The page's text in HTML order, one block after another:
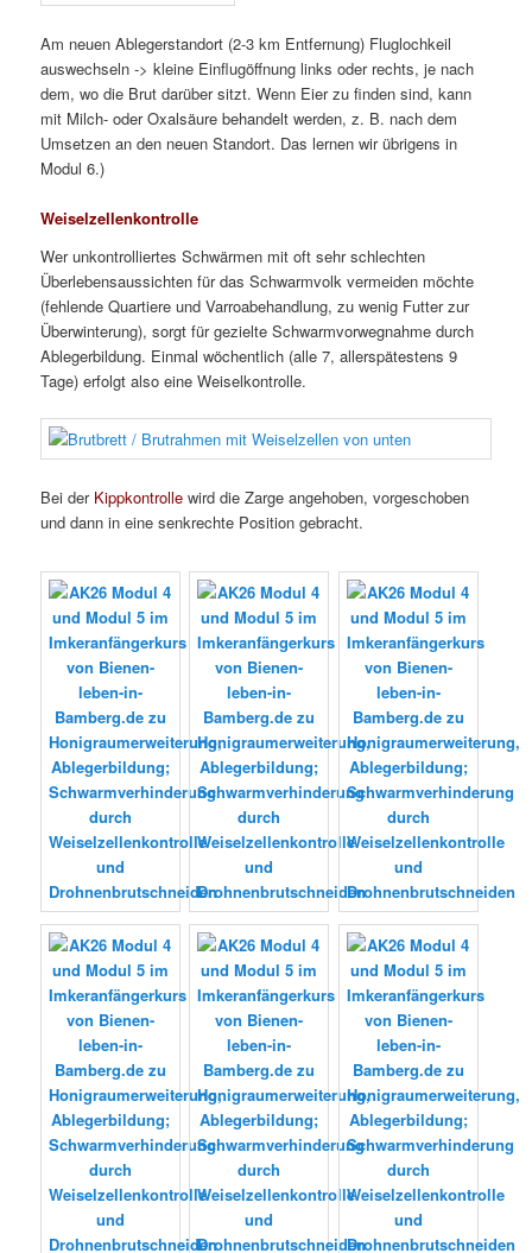
Am neuen Ablegerstandort (2-3 km Entfernung) Fluglochkeil
auswechseln -> kleine Einflugöffnung links oder rechts, je nach
dem, wo die Brut darüber sitzt. Wenn Eier zu finden sind, kann
mit Milch- oder Oxalsäure behandelt werden, z. B. nach dem
Umsetzen an den neuen Standort. Das lernen wir übrigens in
Modul 6.)
Weiselzellenkontrolle
Wer unkontrolliertes Schwärmen mit oft sehr schlechten
Überlebensaussichten für das Schwarmvolk vermeiden möchte
(fehlende Quartiere und Varroabehandlung, zu wenig Futter zur
Überwinterung), sorgt für gezielte Schwarmvorwegnahme durch
Ablegerbildung. Einmal wöchentlich (alle 7, allerspätestens 9
Tage) erfolgt also eine Weiselkontrolle.
Bei der Kippkontrolle wird die Zarge angehoben, vorgeschoben
und dann in eine senkrechte Position gebracht.